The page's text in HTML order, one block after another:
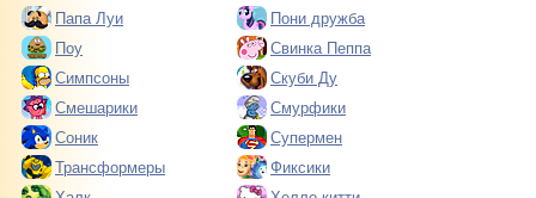
Папа Луи
Пони дружба
Поу
Свинка Пеппа
Симпсоны
Скуби Ду
Смешарики
Смурфики
Соник
Супермен
Трансформеры
Фиксики